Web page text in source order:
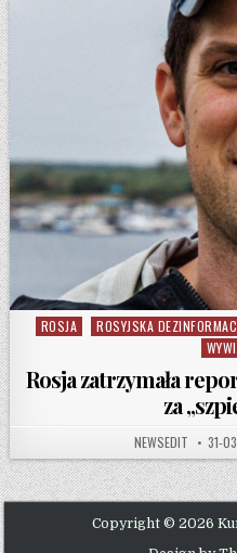
Posted in
ROSJA ROSYJSKA
Rosja zatrzymała
za
AUTHOR:
NEWSEDIT 31-
Copyright © 2026